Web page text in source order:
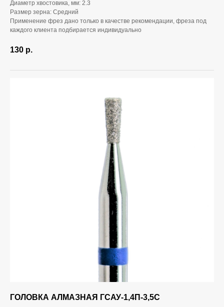
Диаметр хвостовика, мм: 2.3
Размер зерна: Средний
Применение фрез дано только в качестве рекомендации, фреза под
каждого клиента подбирается индивидуально
130 р.
ГОЛОВКА АЛМАЗНАЯ ГСАУ-1,4П-3,5С